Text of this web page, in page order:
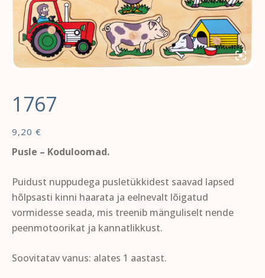
1767
9,20 €
Pusle – Koduloomad.
Puidust nuppudega pusletükkidest saavad lapsed
hõlpsasti kinni haarata ja eelnevalt lõigatud
vormidesse seada, mis treenib mänguliselt nende
peenmotoorikat ja kannatlikkust.
Soovitatav vanus: alates 1 aastast.